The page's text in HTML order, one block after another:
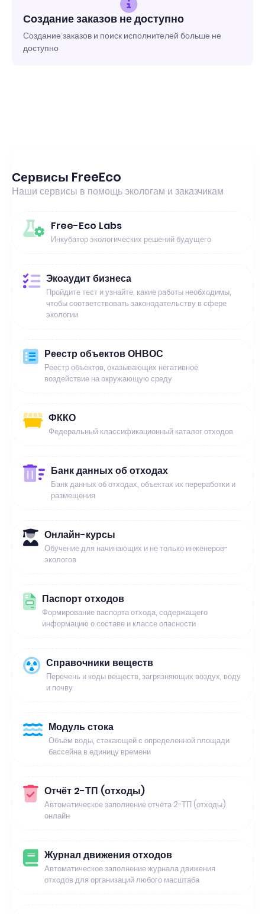
Создание заказов не доступно
Создание заказов и поиск исполнителей больше не
доступно
Сервисы FreeEco
Наши сервисы в помощь экологам и заказчикам
Free-Eco Labs
Инкубатор экологических решений будущего
Экоаудит бизнеса
Пройдите тест и узнайте, какие работы необходимы,
чтобы соответствовать законодательству в сфере
экологии
Реестр объектов ОНВОС
Реестр объектов, оказывающих негативное
воздействие на окружающую среду
ФККО
Федеральный классификационный каталог отходов
Банк данных об отходах
Банк данных об отходах, объектах их переработки и
размещения
Онлайн-курсы
Обучение для начинающих и не только инженеров-
экологов
Паспорт отходов
Формирование паспорта отхода, содержащего
информацию о составе и классе опасности
Справочники веществ
Перечень и коды веществ, загрязняющих воздух, воду
и почву
Модуль стока
Объём воды, стекающей с определенной площади
бассейна в единицу времени
Отчёт 2-ТП (отходы)
Автоматическое заполнение отчёта 2-ТП (отходы)
онлайн
Журнал движения отходов
Автоматическое заполнение журнала движения
отходов для организаций любого масштаба